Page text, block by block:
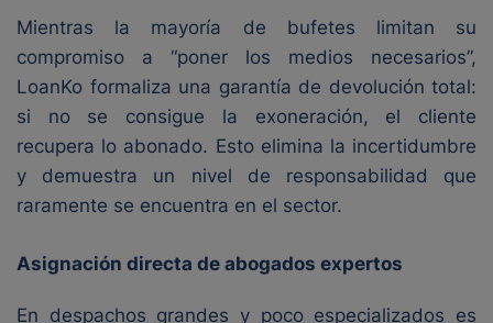
Mientras la mayoría de bufetes limitan su
compromiso a “poner los medios necesarios”,
LoanKo formaliza una garantía de devolución total:
si no se consigue la exoneración, el cliente
recupera lo abonado. Esto elimina la incertidumbre
y demuestra un nivel de responsabilidad que
raramente se encuentra en el sector.
Asignación directa de abogados expertos
En despachos grandes y poco especializados es